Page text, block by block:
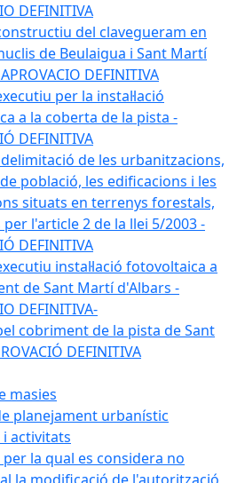
DEFINITIVA
del clavegueram en
de Beulaigua i Sant Martí
DEFINITIVA
per la instal·lació
a la coberta de la pista -
DEFINITIVA
de les urbanitzacions,
població, les edificacions i les
situats en terrenys forestals,
l'article 2 de la llei 5/2003 -
DEFINITIVA
instal·lació fotovoltaica a
de Sant Martí d'Albars -
DEFINITIVA-
cobriment de la pista de Sant
DEFINITIVA
masies
planejament urbanístic
activitats
per la qual es considera no